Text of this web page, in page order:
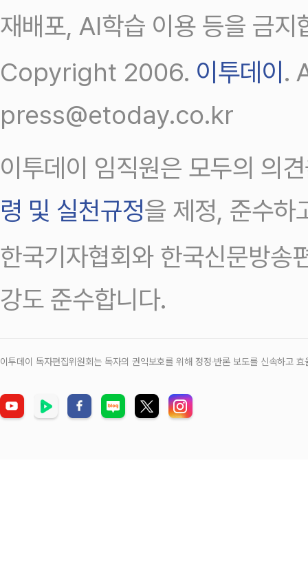
재배포, AI학습 이용 등을 금지
Copyright 2006. 이투데이 .
press@etoday.co.kr
이투데이 임직원은 모두의 의
령 및 실천규정을 제정, 준수하
한국기자협회와 한국신문방송
강도 준수합니다.
이투데이 독자편집위원회는 독자의 권익보호를 위해 정정‧반론 보도를 신속하고